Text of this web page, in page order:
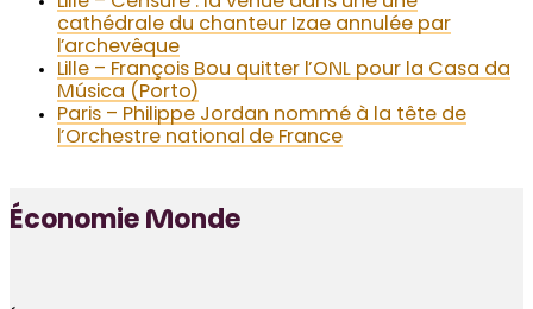
cathédrale du chanteur Izae annulée par
l’archevêque
Lille – François Bou quitter l’ONL pour la Casa da
Música (Porto)
Paris – Philippe Jordan nommé à la tête de
l’Orchestre national de France
Économie Monde